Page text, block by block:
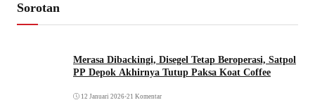
Sorotan
Merasa Dibackingi, Disegel Tetap Beroperasi, Satpol
PP Depok Akhirnya Tutup Paksa Koat Coffee
12 Januari 2026•21 Komentar